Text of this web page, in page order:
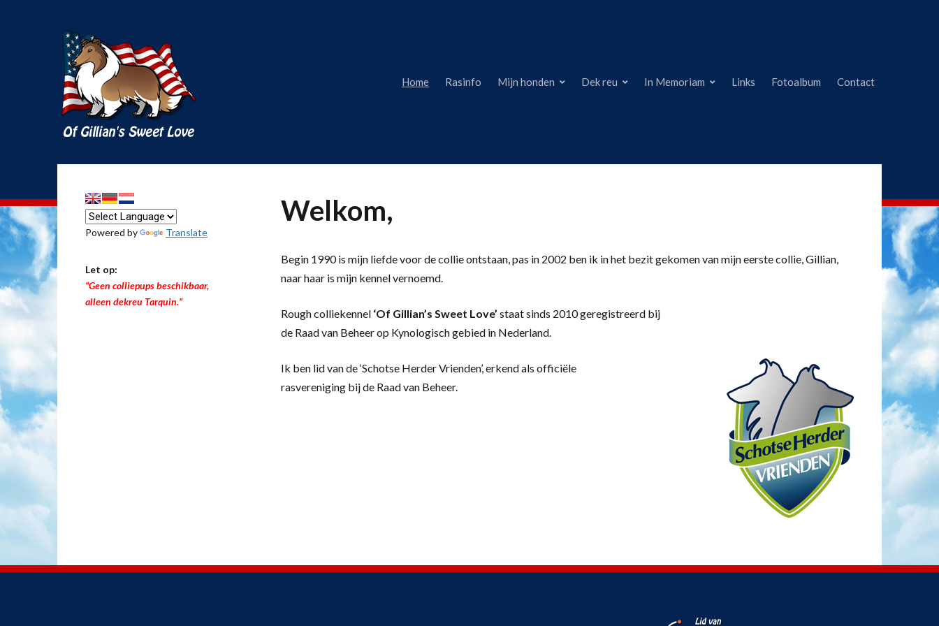
Home Rasinfo Mijn honden Dek reu In Memoriam Links Fotoalbum Contact
Welkom,
Begin 1990 is mijn liefde voor de collie ontstaan, pas in 2002 ben ik in het bezit gekomen van mijn eerste collie, Gillian,
naar haar is mijn kennel vernoemd.
Rough colliekennel ‘Of Gillian’s Sweet Love’ staat sinds 2010 geregistreerd bij
de Raad van Beheer op Kynologisch gebied in Nederland.
Ik ben lid van de ‘Schotse Herder Vrienden’, erkend als officiële
rasvereniging bij de Raad van Beheer.
Powered by Translate
Let op:
“Geen colliepups beschikbaar,
alleen dekreu Tarquin.”